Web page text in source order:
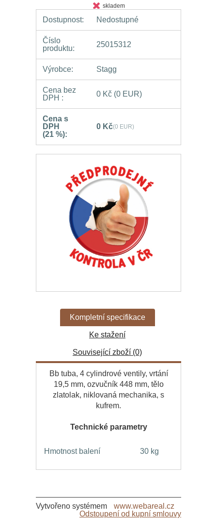
skladem
Dostupnost: Nedostupné
Číslo
produktu:
25015312
Výrobce: Stagg
Cena bez
DPH :
0 Kč (0 EUR)
Cena s
DPH
(21 %):
0 Kč(0 EUR)
Kompletní specifikace
Ke stažení
Související zboží (0)
Bb tuba, 4 cylindrové ventily, vrtání
19,5 mm, ozvučník 448 mm, tělo
zlatolak, niklovaná mechanika, s
kufrem.
Technické parametry
Hmotnost balení 30 kg
Vytvořeno systémem
www.webareal.cz
Odstoupení od kupní smlouvy